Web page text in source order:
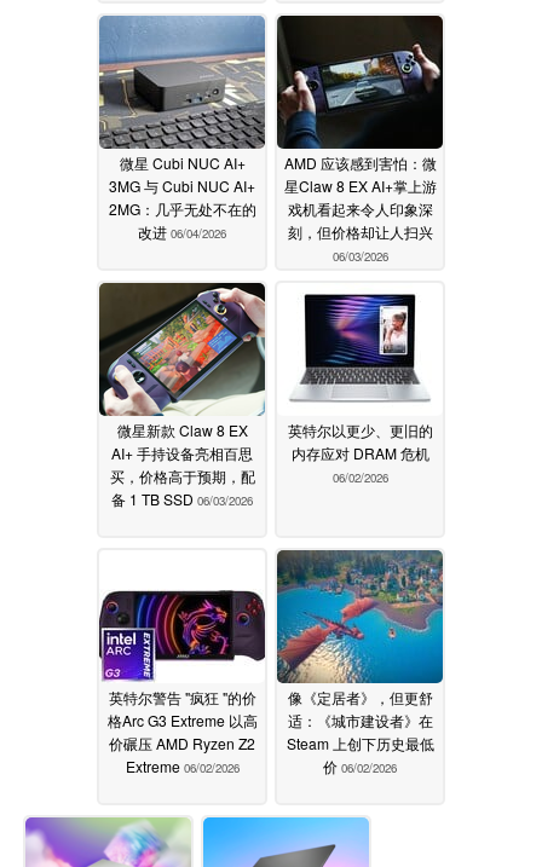
06/22/2026
微星 Cubi NUC AI+
3MG 与 Cubi NUC AI+
2MG：几乎无处不在的
改进 06/04/2026
AMD 应该感到害怕：微
星Claw 8 EX AI+掌上游
戏机看起来令人印象深
刻，但价格却让人扫兴
06/03/2026
微星新款 Claw 8 EX
AI+ 手持设备亮相百思
买，价格高于预期，配
备 1 TB SSD 06/03/2026
英特尔以更少、更旧的
内存应对 DRAM 危机
06/02/2026
英特尔警告 "疯狂 "的价
格Arc G3 Extreme 以高
价碾压 AMD Ryzen Z2
Extreme 06/02/2026
像《定居者》，但更舒
适：《城市建设者》在
Steam 上创下历史最低
价 06/02/2026